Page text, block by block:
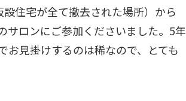
住宅が全て撤去された場所）から
サロンにご参加くださいました。5年
お見掛けするのは稀なので、とても